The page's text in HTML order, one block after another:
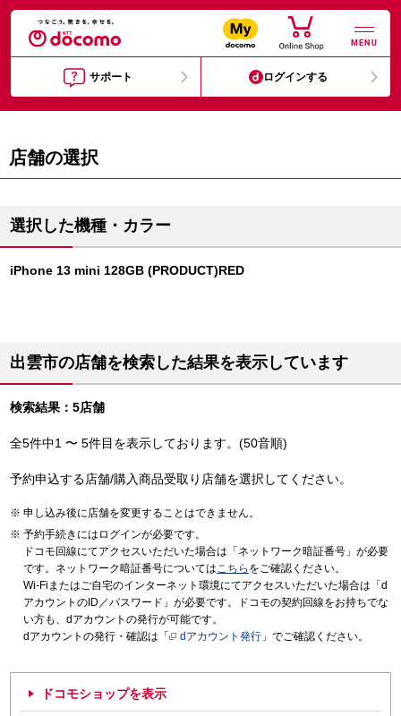
MENU
サポート ログインする
店舗の選択
選択した機種・カラー
iPhone 13 mini 128GB (PRODUCT)RED
出雲市の店舗を検索した結果を表示しています
検索結果：5店舗
全5件中1 〜 5件目を表示しております。(50音順)
予約申込する店舗/購入商品受取り店舗を選択してください。
申し込み後に店舗を変更することはできません。
予約手続きにはログインが必要です。
ドコモ回線にてアクセスいただいた場合は「ネットワーク暗証番号」が必要
です。ネットワーク暗証番号についてはこちら をご確認ください。
Wi-Fiまたはご自宅のインターネット環境にてアクセスいただいた場合は「d
アカウントのID／パスワード」が必要です。ドコモの契約回線をお持ちでな
い方も、dアカウントの発行が可能です。
dアカウントの発行・確認は「
dアカウント発行 」でご確認ください。
ドコモショップを表示